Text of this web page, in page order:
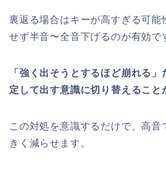
裏返る場合はキーが高すぎる可能
せず半音〜全音下げるのが有効で
「強く出そうとするほど崩れる
定して出す意識に切り替えること
この対処を意識するだけで、高音
きく減らせます。